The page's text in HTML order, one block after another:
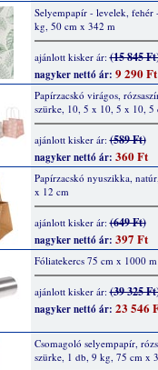
Selyempapír - levelek, fehér
kg, 50 cm x 342 m
ajánlott kisker ár:(15 845
nagyker nettó ár: 9 290 Ft
Papírzacskó virágos,
szürke, 10, 5 x 10, 5 x 10, 5
ajánlott kisker ár:(589 Ft)
nagyker nettó ár: 360 Ft
Papírzacskó nyuszikka,
x 12 cm
ajánlott kisker ár:(649 Ft)
nagyker nettó ár: 397 Ft
Fóliatekercs 75 cm x 1000 m
ajánlott kisker ár:(39 325
nagyker nettó ár: 23 546
Csomagoló selyempapír,
szürke, 1 db, 9 kg, 75 cm x